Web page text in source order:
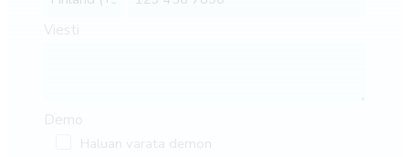
Viesti
Demo
Haluan varata demon